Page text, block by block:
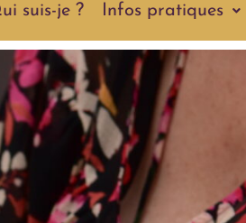
suis-je ? Infos pratiques